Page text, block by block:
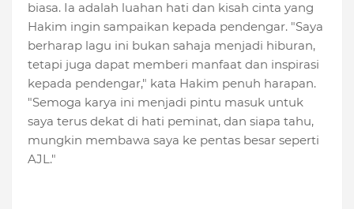
biasa. Ia adalah luahan hati dan kisah cinta yang
Hakim ingin sampaikan kepada pendengar. "Saya
berharap lagu ini bukan sahaja menjadi hiburan,
tetapi juga dapat memberi manfaat dan inspirasi
kepada pendengar," kata Hakim penuh harapan.
"Semoga karya ini menjadi pintu masuk untuk
saya terus dekat di hati peminat, dan siapa tahu,
mungkin membawa saya ke pentas besar seperti
AJL."